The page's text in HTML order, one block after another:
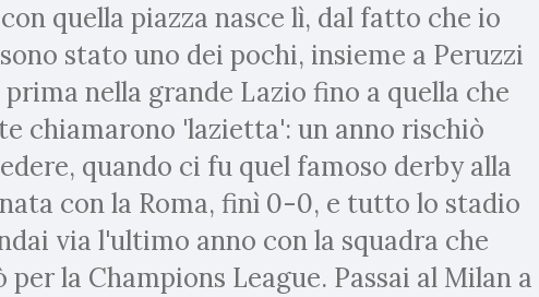
quella piazza nasce lì, dal fatto che io
stato uno dei pochi, insieme a Peruzzi
prima nella grande Lazio fino a quella che
chiamarono 'lazietta': un anno rischiò
quando ci fu quel famoso derby alla
con la Roma, finì 0-0, e tutto lo stadio
via l'ultimo anno con la squadra che
la Champions League. Passai al Milan a